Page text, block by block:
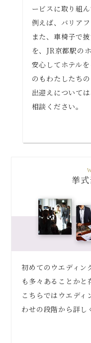
ービスに取り組ん
例えば、バリアフ
また、車椅子で
を、JR京都駅の
安心してホテル
のもわたしたちの
出迎えについて
相談ください。
挙
初めてのウエディン
も多々あることかと
こちらではウエデ
わせの段階から詳し